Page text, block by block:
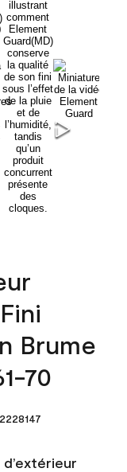
Brume
70